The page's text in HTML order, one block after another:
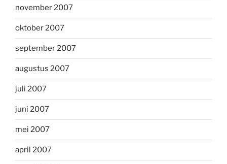
november 2007
oktober 2007
september 2007
augustus 2007
juli 2007
juni 2007
mei 2007
april 2007